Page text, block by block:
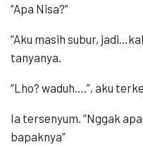
“Apa Nisa?”
“Aku masih subur,
tanyanya.
“Lho? waduh….”, aku
Ia tersenyum. “Nggak
bapaknya”